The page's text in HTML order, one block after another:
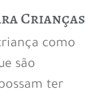
Crianças
como
são
ter